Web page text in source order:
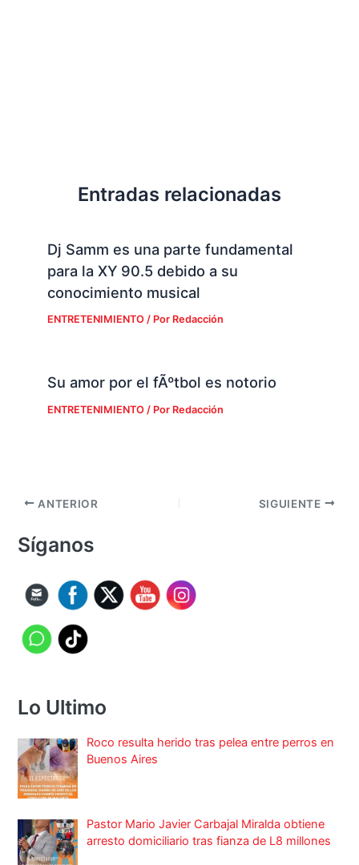
Entradas relacionadas
Dj Samm es una parte fundamental
para la XY 90.5 debido a su
conocimiento musical
ENTRETENIMIENTO/ Por Redacción
Su amor por el fÃºtbol es notorio
ENTRETENIMIENTO/ Por Redacción
ANTERIOR SIGUIENTE
Síganos
Lo Ultimo
Roco resulta herido tras pelea entre perros en
Buenos Aires
Pastor Mario Javier Carbajal Miralda obtiene
arresto domiciliario tras fianza de L8 millones